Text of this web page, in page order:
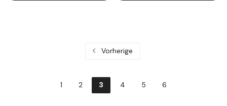
Vorherige
1 2 3 4 5 6